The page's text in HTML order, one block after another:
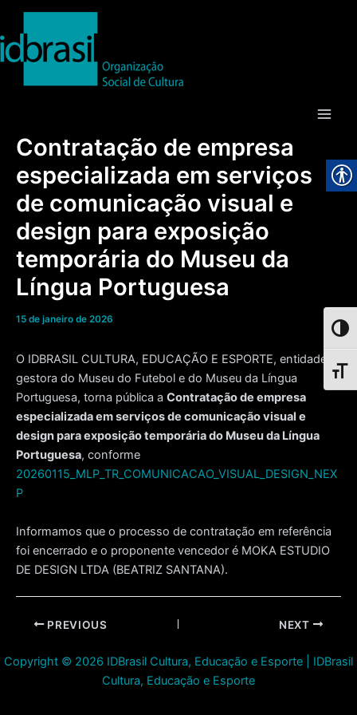
o
conteúdo
Contratação de empresa
especializada em serviços
de comunicação visual e
design para exposição
temporária do Museu da
Língua Portuguesa
15 de janeiro de 2026
O IDBRASIL CULTURA, EDUCAÇÃO E ESPORTE, entidade
gestora do Museu do Futebol e do Museu da Língua
Portuguesa, torna pública a Contratação de empresa
especializada em serviços de comunicação visual e
design para exposição temporária do Museu da Língua
Portuguesa, conforme
20260115_MLP_TR_COMUNICACAO_VISUAL_DESIGN_NEX
P
Informamos que o processo de contratação em referência
foi encerrado e o proponente vencedor é MOKA ESTUDIO
DE DESIGN LTDA (BEATRIZ SANTANA).
Post PREVIOUS NEXT
Copyright © 2026 IDBrasil Cultura, Educação e Esporte | IDBrasil
Cultura, Educação e Esporte